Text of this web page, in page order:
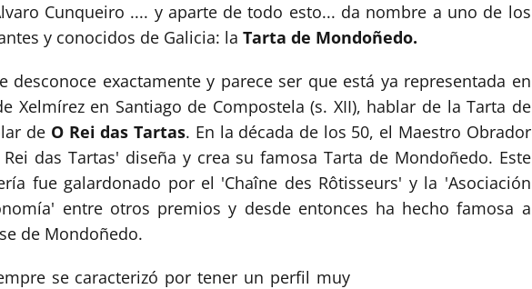
Cunqueiro .... y aparte de todo esto... da nombre a uno de los
y conocidos de Galicia: la Tarta de Mondoñedo.
desconoce exactamente y parece ser que está ya representada en
Xelmírez en Santiago de Compostela (s. XII), hablar de la Tarta de
de O Rei das Tartas. En la década de los 50, el Maestro Obrador
das Tartas' diseña y crea su famosa Tarta de Mondoñedo. Este
fue galardonado por el 'Chaîne des Rôtisseurs' y la 'Asociación
entre otros premios y desde entonces ha hecho famosa a
de Mondoñedo.
se caracterizó por tener un perfil muy